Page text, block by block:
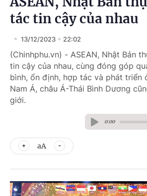
tác tin cậy của nhau
13/12/2023 22:02
(Chinhphu.vn) - ASEAN, Nhật Bản
tin cậy của nhau, cùng đóng góp
bình, ổn định, hợp tác và phát triển
Nam Á, châu Á-Thái Bình Dương
giới.
0:00
aA